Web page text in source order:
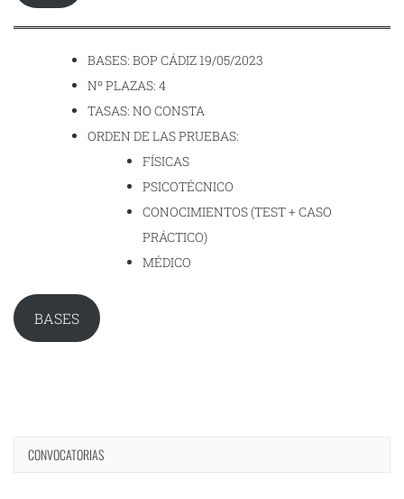
BASES: BOP CÁDIZ 19/05/2023
Nº PLAZAS: 4
TASAS: NO CONSTA
ORDEN DE LAS PRUEBAS:
FÍSICAS
PSICOTÉCNICO
CONOCIMIENTOS (TEST + CASO
PRÁCTICO)
MÉDICO
BASES
CONVOCATORIAS